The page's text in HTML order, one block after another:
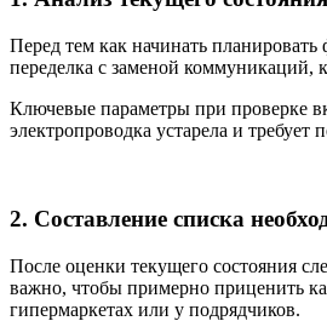
Перед тем как начинать
переделка с заменой коммуникаций,
Ключевые параметры при проверке
электропроводка устарела и
2. Составление списка
После оценки текущего состояния
важно, чтобы примерно приценить
гипермаркетах или у подрядчиков.